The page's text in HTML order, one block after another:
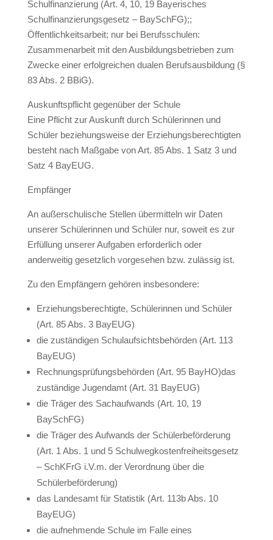
Schulfinanzierung (Art. 4, 10, 19 Bayerisches
Schulfinanzierungsgesetz – BaySchFG);;
Öffentlichkeitsarbeit; nur bei Berufsschulen:
Zusammenarbeit mit den Ausbildungsbetrieben zum
Zwecke einer erfolgreichen dualen Berufsausbildung (§
83 Abs. 2 BBiG).
Auskunftspflicht gegenüber der Schule
Eine Pflicht zur Auskunft durch Schülerinnen und
Schüler beziehungsweise der Erziehungsberechtigten
besteht nach Maßgabe von Art. 85 Abs. 1 Satz 3 und
Satz 4 BayEUG.
Empfänger
An außerschulische Stellen übermitteln wir Daten
unserer Schülerinnen und Schüler nur, soweit es zur
Erfüllung unserer Aufgaben erforderlich oder
anderweitig gesetzlich vorgesehen bzw. zulässig ist.
Zu den Empfängern gehören insbesondere:
Erziehungsberechtigte, Schülerinnen und Schüler
(Art. 85 Abs. 3 BayEUG)
die zuständigen Schulaufsichtsbehörden (Art. 113
BayEUG)
Rechnungsprüfungsbehörden (Art. 95 BayHO)das
zuständige Jugendamt (Art. 31 BayEUG)
die Träger des Sachaufwands (Art. 10, 19
BaySchFG)
die Träger des Aufwands der Schülerbeförderung
(Art. 1 Abs. 1 und 5 Schulwegkostenfreiheitsgesetz
– SchKFrG i.V.m. der Verordnung über die
Schülerbeförderung)
das Landesamt für Statistik (Art. 113b Abs. 10
BayEUG)
die aufnehmende Schule im Falle eines